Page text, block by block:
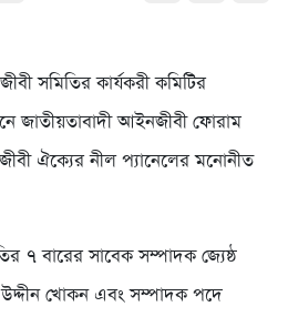
সমিতির কার্যকরী কমিটির
জাতীয়তাবাদী আইনজীবী ফোরাম
ঐক্যের নীল প্যানেলের মনোনীত
৭ বারের সাবেক সম্পাদক জ্যেষ্ঠ
উদ্দীন খোকন এবং সম্পাদক পদে